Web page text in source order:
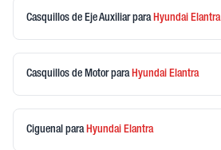
Casquillos de Eje Auxiliarpara Hyundai Elantra
Casquillos de Motorpara Hyundai Elantra
Ciguenal para Hyundai Elantra